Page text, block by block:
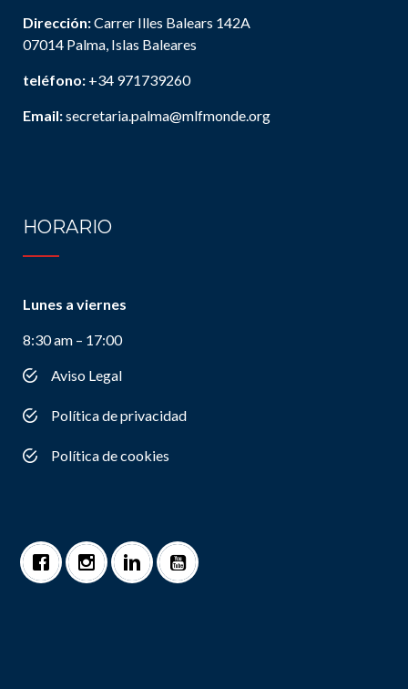
Dirección:Carrer Illes Balears 142A
07014 Palma, Islas Baleares
teléfono: +34 971739260
Email:secretaria.palma@mlfmonde.org
HORARIO
Lunes a viernes
8:30 am – 17:00
Aviso Legal
Política de privacidad
Política de cookies